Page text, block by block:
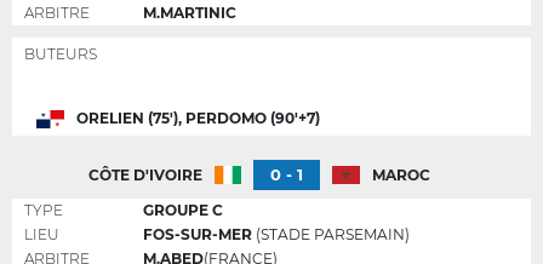
ARBITRE
M.MARTINIC
BUTEURS
ORELIEN (75'), PERDOMO (90'+7)
CÔTE D'IVOIRE 0 - 1
MAROC
TYPE
GROUPE C
LIEU
FOS-SUR-MER (STADE PARSEMAIN)
ARBITRE
M.ABED(FRANCE)